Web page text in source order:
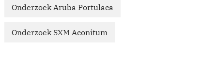
Onderzoek Aruba Portulaca
Onderzoek SXM Aconitum